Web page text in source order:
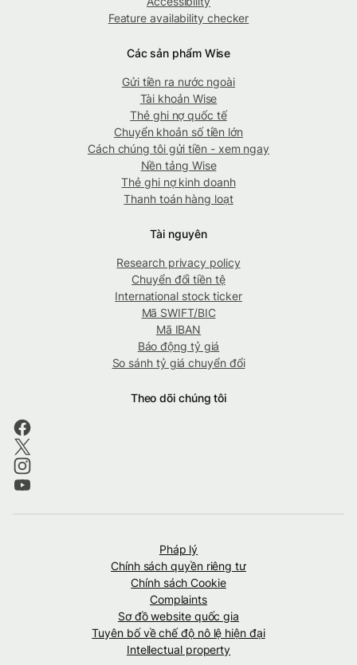
Feature availability checker
Các sản phẩm Wise
Gửi tiền ra nước ngoài
Tài khoản Wise
Thẻ ghi nợ quốc tế
Chuyển khoản số tiền lớn
Cách chúng tôi gửi tiền - xem ngay
Nền tảng Wise
Thẻ ghi nợ kinh doanh
Thanh toán hàng loạt
Tài nguyên
Research privacy policy
Chuyển đổi tiền tệ
International stock ticker
Mã SWIFT/BIC
Mã IBAN
Báo động tỷ giá
So sánh tỷ giá chuyển đổi
Theo dõi chúng tôi
Pháp lý
Chính sách quyền riêng tư
Chính sách Cookie
Complaints
Sơ đồ website quốc gia
Tuyên bố về chế độ nô lệ hiện đại
Intellectual property